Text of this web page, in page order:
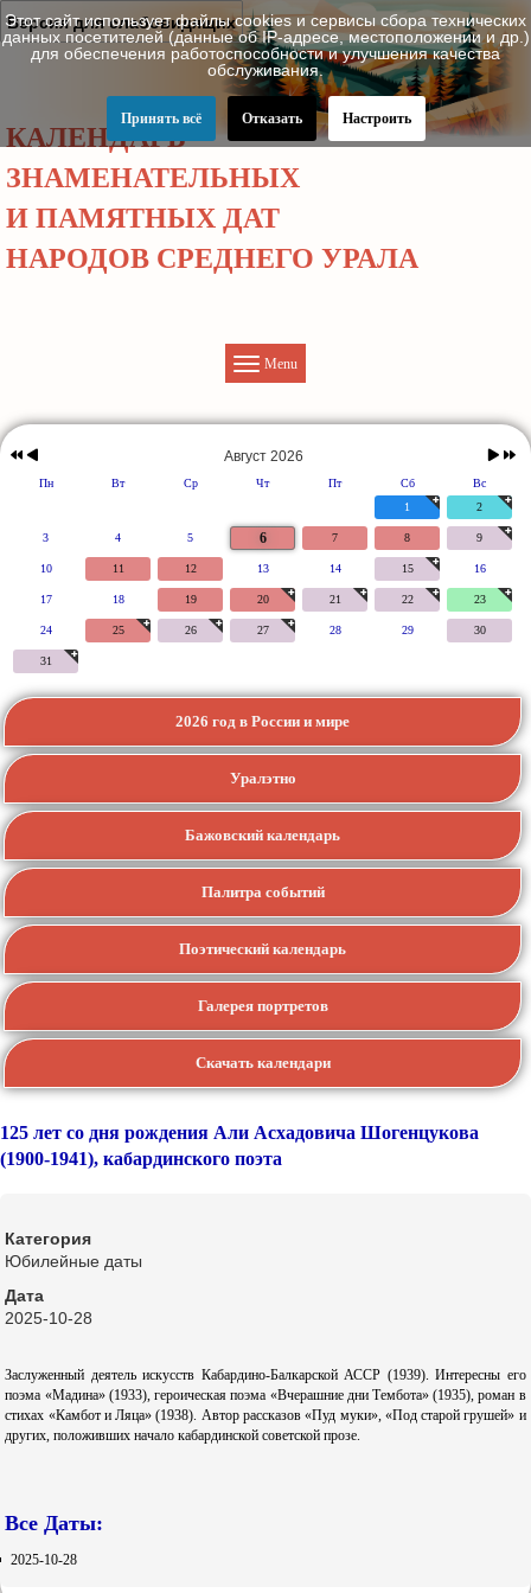
Версия для слабовидящих
КАЛЕНДАРЬ
ЗНАМЕНАТЕЛЬНЫХ
И ПАМЯТНЫХ ДАТ
НАРОДОВ СРЕДНЕГО УРАЛА
Menu
Предыдущий
год
Предыдущий
месяц
год
месяц
Август 2026
Пн Вт Ср Чт Пт Сб
Вс
1
2
3 4 5 6 7 8 9
10 11 12 13 14 15 16
17 18 19 20 21 22 23
24 25 26 27 28 29 30
31
2026 год в России и мире
Уралэтно
Бажовский календарь
Палитра событий
Поэтический календарь
Галерея портретов
Скачать календари
125 лет со дня рождения Али Асхадовича Шогенцукова
(1900-1941), кабардинского поэта
Категория
Юбилейные даты
Дата
2025-10-28
Заслуженный деятель искусств Кабардино-Балкарской АССР (1939). Интересны его
поэма «Мадина» (1933), героическая поэма «Вчерашние дни Тембота» (1935), роман в
стихах «Камбот и Ляца» (1938). Автор рассказов «Пуд муки», «Под старой грушей» и
других, положивших начало кабардинской советской прозе.
Все Даты:
2025-10-28
Этот сайт использует файлы cookies и сервисы сбора технических
данных посетителей (данные об IP-адресе, местоположении и др.)
для обеспечения работоспособности и улучшения качества
обслуживания.
Принять всё Отказать Настроить